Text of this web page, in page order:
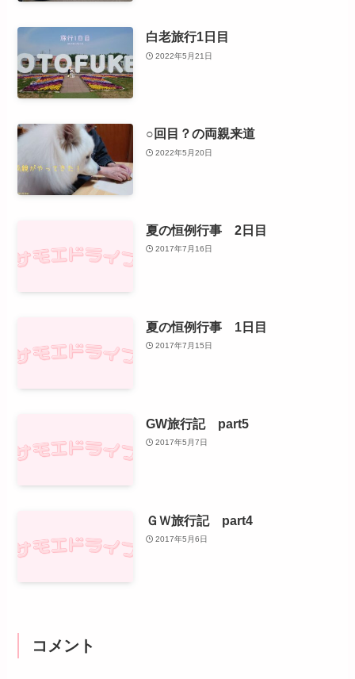
白老旅行1日目
2022年5月21日
○回目？の両親来道
2022年5月20日
夏の恒例行事 2日目
2017年7月16日
夏の恒例行事 1日目
2017年7月15日
GW旅行記 part5
2017年5月7日
ＧＷ旅行記 part4
2017年5月6日
コメント